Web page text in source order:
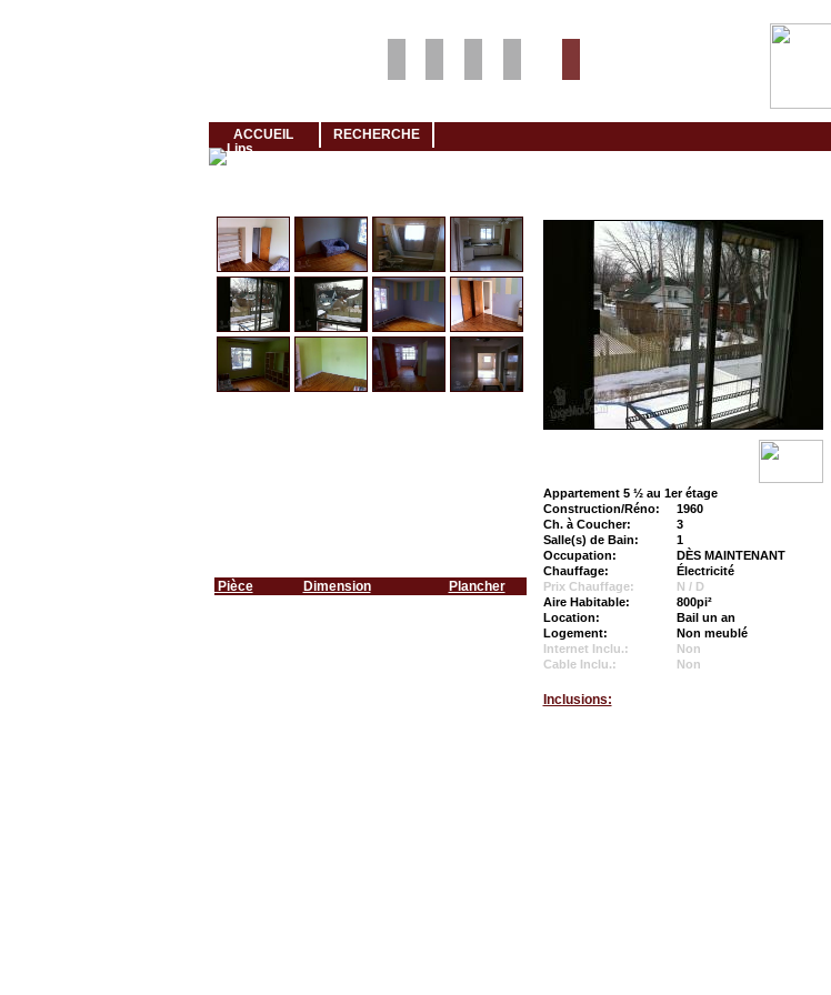
ACCUEIL RECHERCHE
Pièce Dimension Plancher
Appartement 5 ½ au 1er étage
Construction/Réno:
1960
Ch. à Coucher:
3
Salle(s) de Bain:
1
Occupation:
DÈS MAINTENANT
Chauffage:
Électricité
Prix Chauffage:
N / D
Aire Habitable:
800pi²
Location:
Bail un an
Logement:
Non meublé
Internet Inclu.:
Non
Cable Inclu.:
Non
Inclusions: